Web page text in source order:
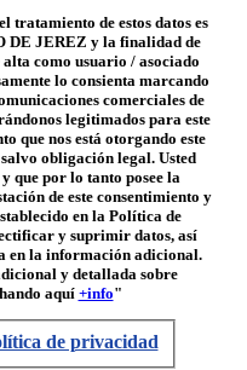
tratamiento de estos datos es
DE JEREZ y la finalidad de
alta como usuario / asociado
lo consienta marcando
comerciales de
legitimados para este
que nos está otorgando este
obligación legal. Usted
que por lo tanto posee la
de este consentimiento y
en la Política de
y suprimir datos, así
en la información adicional.
y detallada sobre
aquí+info"
de privacidad